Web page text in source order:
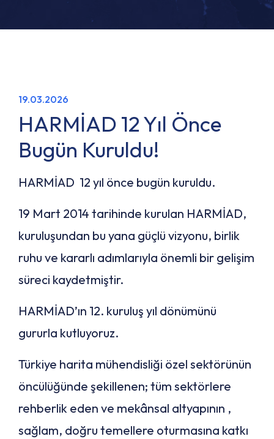
19.03.2026
HARMİAD 12 Yıl Önce
Bugün Kuruldu!
HARMİAD 12 yıl önce bugün kuruldu.
19 Mart 2014 tarihinde kurulan HARMİAD,
kuruluşundan bu yana güçlü vizyonu, birlik
ruhu ve kararlı adımlarıyla önemli bir gelişim
süreci kaydetmiştir.
HARMİAD’ın 12. kuruluş yıl dönümünü
gururla kutluyoruz.
Türkiye harita mühendisliği özel sektörünün
öncülüğünde şekillenen; tüm sektörlere
rehberlik eden ve mekânsal altyapının ,
sağlam, doğru temellere oturmasına katkı